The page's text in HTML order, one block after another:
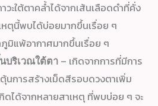
ะใต้ตาคล้ำได้จากเส้นเลือดดำที่คั่ง
หตุนี้พบได้บ่อยมากขึ้นเรื่อย ๆ
มิแพ้อากาศมากขึ้นเรื่อย ๆ
บริเวณใต้ตา – เกิดจากการที่มีการ
นการสร้างเม็ดสีรอบดวงตาเพิ่ม
ดได้จากหลายสาเหตุ ที่พบบ่อย ๆ จะ